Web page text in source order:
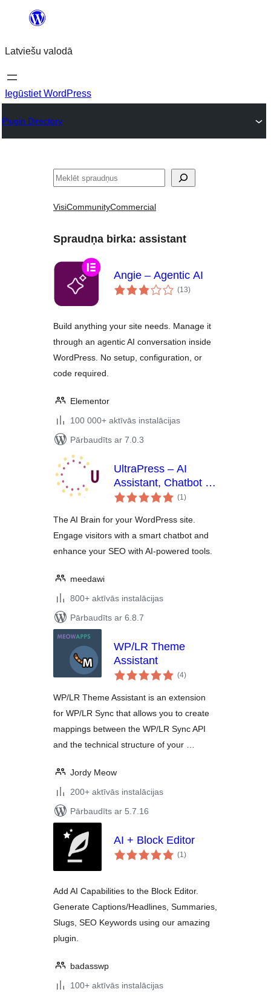
Pāriet
saturu
Latviešu valodā
Iegūstiet WordPress
Plugin Directory
Meklēt
VisiCommunityCommercial
Spraudņa birka: assistant
Angie – Agentic AI
(13vērtējumu
kopsumma
)
Build anything your site needs. Manage it
through an agentic AI conversation inside
WordPress. No setup, configuration, or
code required.
Elementor
100 000+ aktīvās instalācijas
Pārbaudīts ar 7.0.3
UltraPress – AI
Assistant, Chatbot &
SEO
(1vērtējumu
kopsumma
)
The AI Brain for your WordPress site.
Engage visitors with a smart chatbot and
enhance your SEO with AI-powered tools.
meedawi
800+ aktīvās instalācijas
Pārbaudīts ar 6.8.7
WP/LR Theme
Assistant
(4vērtējumu
kopsumma
)
WP/LR Theme Assistant is an extension
for WP/LR Sync that allows you to create
mappings between the WP/LR Sync API
and the technical structure of your …
Jordy Meow
200+ aktīvās instalācijas
Pārbaudīts ar 5.7.16
AI + Block Editor
(1vērtējumu
kopsumma
)
Add AI Capabilities to the Block Editor.
Generate Captions/Headlines, Summaries,
Slugs, SEO Keywords using our amazing
plugin.
badasswp
100+ aktīvās instalācijas